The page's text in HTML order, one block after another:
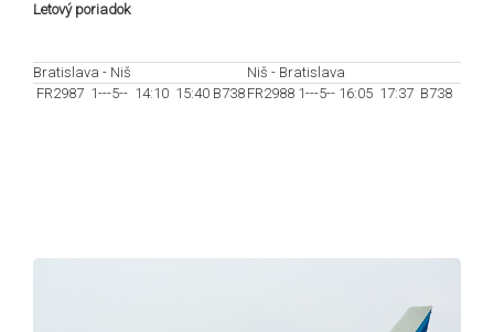
Letový poriadok
Bratislava - Niš
Niš - Bratislava
FR2987 1---5-- 14:10 15:40 B738 FR2988 1---5-- 16:05 17:37 B738